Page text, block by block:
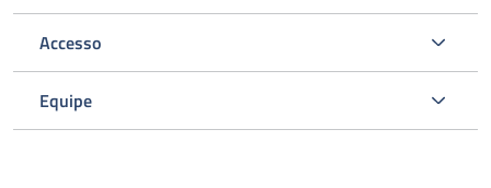
L’ambulatorio si occupa inoltre dello screening e della gestione
delle comorbosità correlate all’infezione da HIV programmando
gli esami ematici o strumentali e le visite specialistiche
opportuni nell’ambito del Policlinico.
Accesso
Equipe